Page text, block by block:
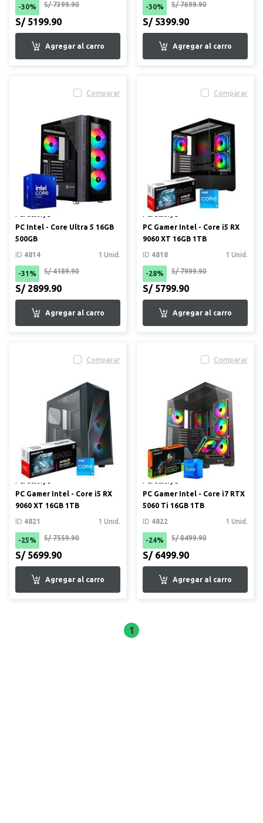
-30% S/ 7399.90
S/ 5199.90
-30% S/ 7699.90
S/ 5399.90
Comparar
PC Intel - Core Ultra 5 16GB
500GB
ID 4814 1 Unid.
-31% S/ 4189.90
S/ 2899.90
Comparar
PCFactory®
PC Gamer Intel - Core i5 RX
9060 XT 16GB 1TB
ID 4818 1 Unid.
-28% S/ 7999.90
S/ 5799.90
Comparar
PCFactory®
PC Gamer Intel - Core i5 RX
9060 XT 16GB 1TB
ID 4821 1 Unid.
-25% S/ 7559.90
S/ 5699.90
Comparar
PCFactory®
PC Gamer Intel - Core i7 RTX
5060 Ti 16GB 1TB
ID 4822 1 Unid.
-24% S/ 8499.90
S/ 6499.90
1